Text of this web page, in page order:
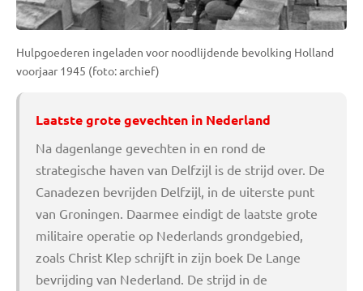
Hulpgoederen ingeladen voor noodlijdende bevolking Holland
voorjaar 1945 (foto: archief)
Laatste grote gevechten in Nederland
Na dagenlange gevechten in en rond de
strategische haven van Delfzijl is de strijd over. De
Canadezen bevrijden Delfzijl, in de uiterste punt
van Groningen. Daarmee eindigt de laatste grote
militaire operatie op Nederlands grondgebied,
zoals Christ Klep schrijft in zijn boek De Lange
bevrijding van Nederland. De strijd in de